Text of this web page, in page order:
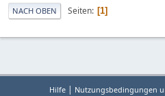
NACH OBEN Seiten 1
Hilfe Nutzungsbedingungen